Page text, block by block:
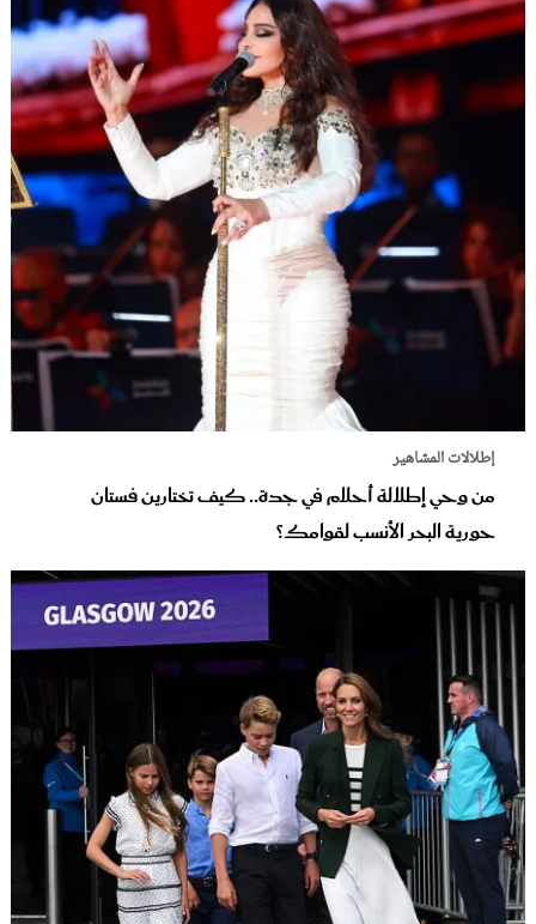
إطلالات المشاهير
من وحي إطلالة أحلام في جدة.. كيف تختارين فستان
حورية البحر الأنسب لقوامك؟